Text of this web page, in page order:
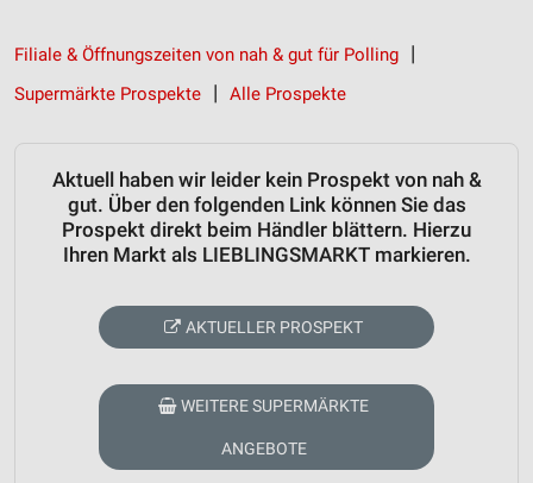
Filiale & Öffnungszeiten von nah & gut für Polling
Supermärkte Prospekte
Alle Prospekte
Aktuell haben wir leider kein Prospekt von nah &
gut. Über den folgenden Link können Sie das
Prospekt direkt beim Händler blättern. Hierzu
Ihren Markt als LIEBLINGSMARKT markieren.
AKTUELLER PROSPEKT
WEITERE SUPERMÄRKTE
ANGEBOTE